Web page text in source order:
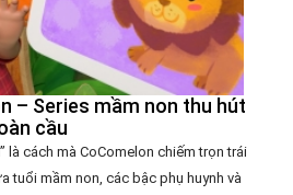
– Series mầm non thu hút
cầu
là cách mà CoComelon chiếm trọn trái
tuổi mầm non, các bậc phụ huynh và